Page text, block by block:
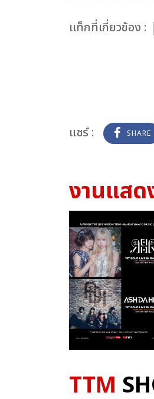
เเท็กที่เกี่ยวข้อง :
แชร์ : SHARE
งานแสด
TTM